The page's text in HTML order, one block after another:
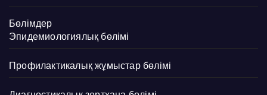
Бөлімдер
Эпидемиологиялық бөлімі
Профилактикалық жұмыстар бөлімі